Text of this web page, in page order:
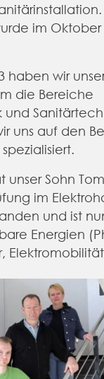
im Oktober
haben wir
die Bereiche
und
uns auf den
unser Sohn
im
und ist
Energien